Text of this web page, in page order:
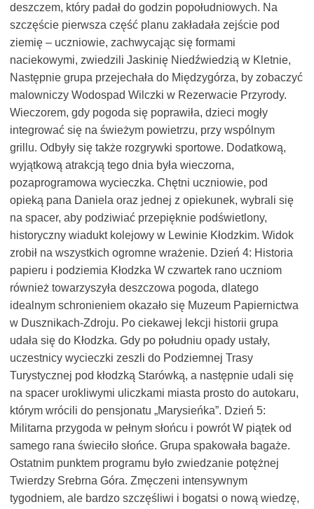
deszczem, który padał do godzin popołudniowych. Na
szczęście pierwsza część planu zakładała zejście pod
ziemię – uczniowie, zachwycając się formami
naciekowymi, zwiedzili Jaskinię Niedźwiedzią w Kletnie,
Następnie grupa przejechała do Międzygórza, by zobaczyć
malowniczy Wodospad Wilczki w Rezerwacie Przyrody.
Wieczorem, gdy pogoda się poprawiła, dzieci mogły
integrować się na świeżym powietrzu, przy wspólnym
grillu. Odbyły się także rozgrywki sportowe. Dodatkową,
wyjątkową atrakcją tego dnia była wieczorna,
pozaprogramowa wycieczka. Chętni uczniowie, pod
opieką pana Daniela oraz jednej z opiekunek, wybrali się
na spacer, aby podziwiać przepięknie podświetlony,
historyczny wiadukt kolejowy w Lewinie Kłodzkim. Widok
zrobił na wszystkich ogromne wrażenie. Dzień 4: Historia
papieru i podziemia Kłodzka W czwartek rano uczniom
również towarzyszyła deszczowa pogoda, dlatego
idealnym schronieniem okazało się Muzeum Papiernictwa
w Dusznikach-Zdroju. Po ciekawej lekcji historii grupa
udała się do Kłodzka. Gdy po południu opady ustały,
uczestnicy wycieczki zeszli do Podziemnej Trasy
Turystycznej pod kłodzką Starówką, a następnie udali się
na spacer urokliwymi uliczkami miasta prosto do autokaru,
którym wrócili do pensjonatu „Marysieńka”. Dzień 5:
Militarna przygoda w pełnym słońcu i powrót W piątek od
samego rana świeciło słońce. Grupa spakowała bagaże.
Ostatnim punktem programu było zwiedzanie potężnej
Twierdzy Srebrna Góra. Zmęczeni intensywnym
tygodniem, ale bardzo szczęśliwi i bogatsi o nową wiedzę,